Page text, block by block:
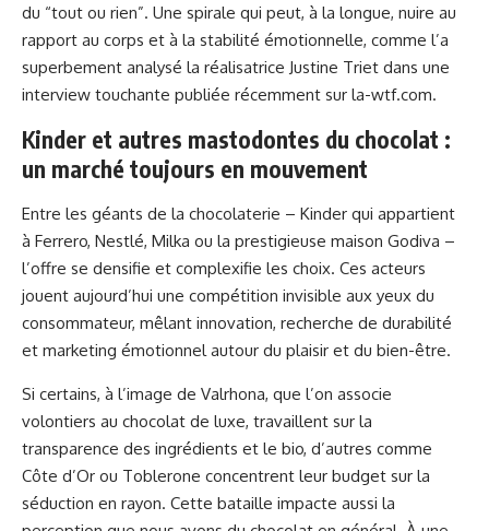
du “tout ou rien”. Une spirale qui peut, à la longue, nuire au
rapport au corps et à la stabilité émotionnelle, comme l’a
superbement analysé la réalisatrice Justine Triet dans une
interview touchante publiée récemment sur la-wtf.com.
Kinder et autres mastodontes du chocolat :
un marché toujours en mouvement
Entre les géants de la chocolaterie – Kinder qui appartient
à Ferrero, Nestlé, Milka ou la prestigieuse maison Godiva –
l’offre se densifie et complexifie les choix. Ces acteurs
jouent aujourd’hui une compétition invisible aux yeux du
consommateur, mêlant innovation, recherche de durabilité
et marketing émotionnel autour du plaisir et du bien-être.
Si certains, à l’image de Valrhona, que l’on associe
volontiers au chocolat de luxe, travaillent sur la
transparence des ingrédients et le bio, d’autres comme
Côte d’Or ou Toblerone concentrent leur budget sur la
séduction en rayon. Cette bataille impacte aussi la